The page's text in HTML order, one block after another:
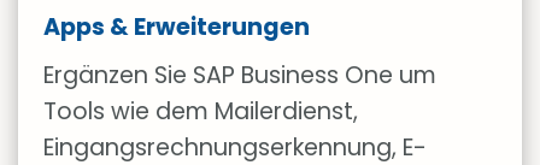
Apps & Erweiterungen
Ergänzen Sie SAP Business One um
Tools wie dem Mailerdienst,
Eingangsrechnungserkennung, E-